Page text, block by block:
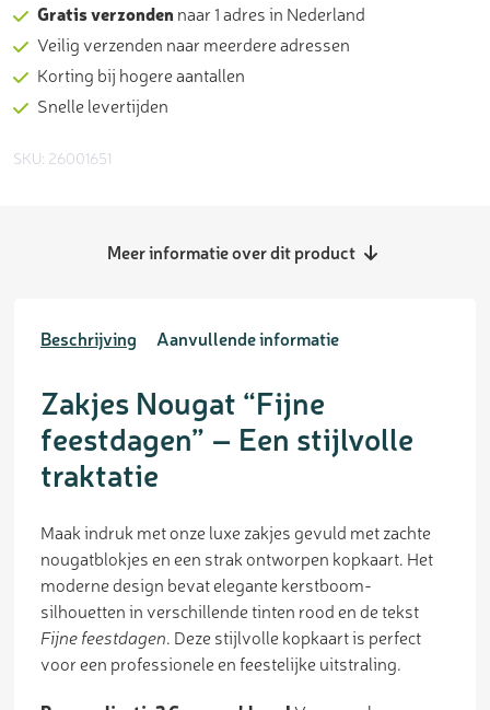
Gratis verzonden naar 1 adres in Nederland
Veilig verzenden naar meerdere adressen
Korting bij hogere aantallen
Snelle levertijden
SKU: 26001651
Meer informatie over dit product
Beschrijving Aanvullende informatie
Zakjes Nougat “Fijne
feestdagen” – Een stijlvolle
traktatie
Maak indruk met onze luxe zakjes gevuld met zachte
nougatblokjes en een strak ontworpen kopkaart. Het
moderne design bevat elegante kerstboom-
silhouetten in verschillende tinten rood en de tekst
Fijne feestdagen. Deze stijlvolle kopkaart is perfect
voor een professionele en feestelijke uitstraling.